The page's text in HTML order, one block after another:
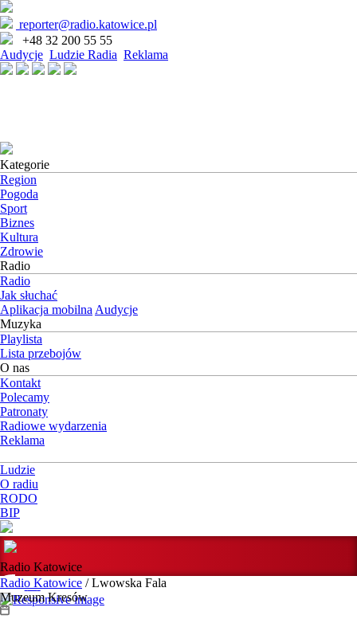
reporter@radio.katowice.pl
+48 32 200 55 55
Audycje Ludzie Radia Reklama
Kategorie
Region
Pogoda
Sport
Biznes
Kultura
Zdrowie
Radio
Radio
Jak słuchać
Aplikacja mobilna Audycje
Muzyka
Playlista
Lista przebojów
O nas
Kontakt
Polecamy
Patronaty
Radiowe wydarzenia
Reklama
Ludzie
O radiu
RODO
BIP
Radio Katowice
Radio Katowice / Lwowska Fala
Muzeum Kresów